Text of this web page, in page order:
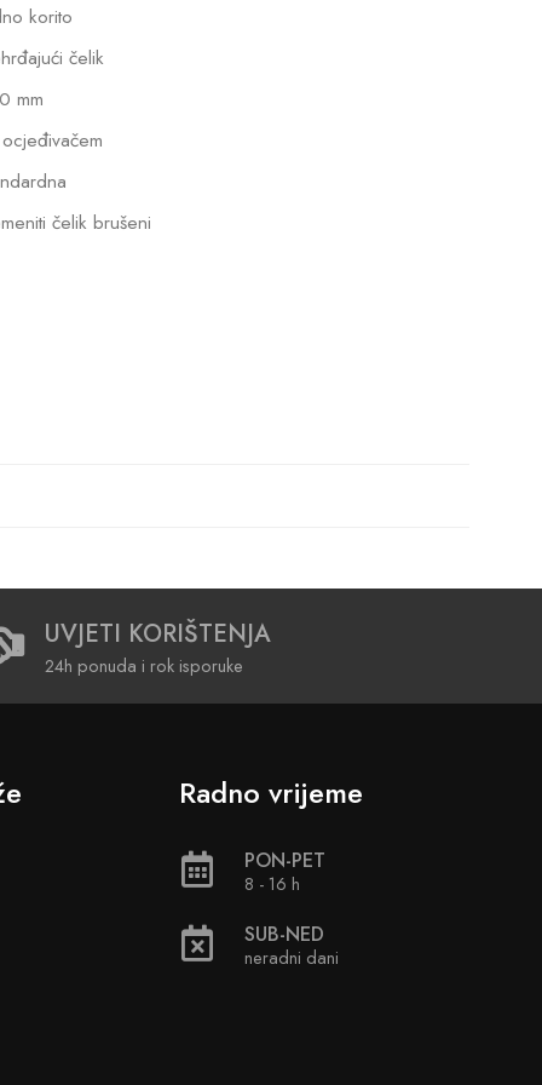
korito
čelik
mm
čelik brušeni
UVJETI KORIŠTENJA
24h ponuda i rok isporuke
Radno vrijeme
PON-PET
8 - 16 h
SUB-NED
neradni dani